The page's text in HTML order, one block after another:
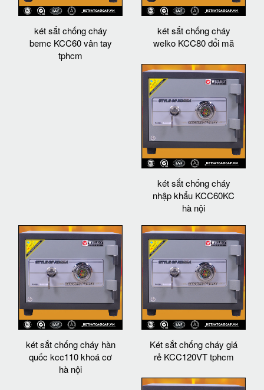
két sắt chống cháy
bemc KCC60 vân tay
tphcm
két sắt chống cháy
welko KCC80 đổi mã
két sắt chống cháy
nhập khẩu KCC60KC
hà nội
két sắt chống cháy hàn
quốc kcc110 khoá cơ
hà nội
Két sắt chống cháy giá
rẻ KCC120VT tphcm